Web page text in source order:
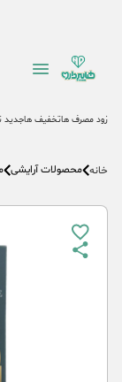
زود مصرف هاتخفیف هاجدید
خانه محصولات آرایشی